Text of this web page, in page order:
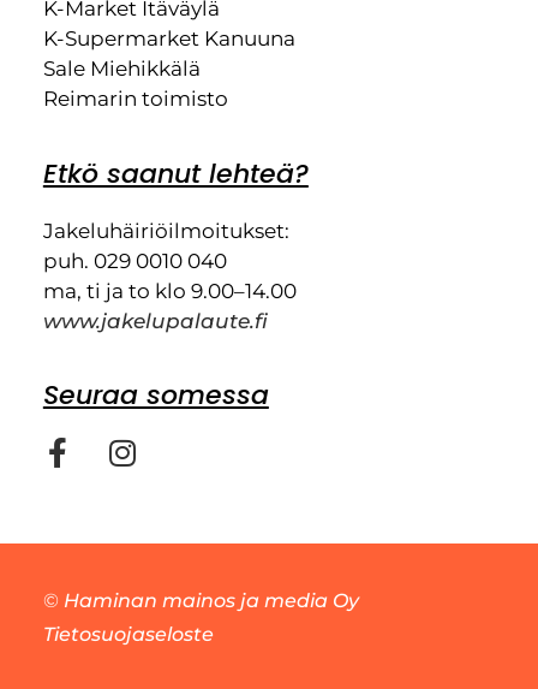
K-Market Itäväylä
K-Supermarket Kanuuna
Sale Miehikkälä
Reimarin toimisto
Etkö saanut lehteä?
Jakeluhäiriöilmoitukset:
puh. 029 0010 040
ma, ti ja to klo 9.00–14.00
www.jakelupalaute.fi
Seuraa somessa
© Haminan mainos ja media Oy
Tietosuojaseloste